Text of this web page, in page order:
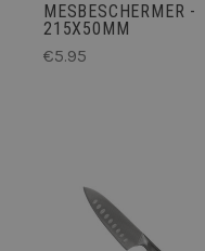
MESBESCHERMER -
215X50MM
€5.95